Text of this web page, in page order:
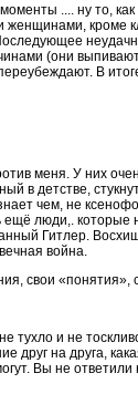
.... ну то,
кроме
(они
В
меня. У них
в детстве,
чем, не
ещё люди,. которые
Гитлер.
война.
свои «понятия»,
тухло и не
друг на друга,
Вы не